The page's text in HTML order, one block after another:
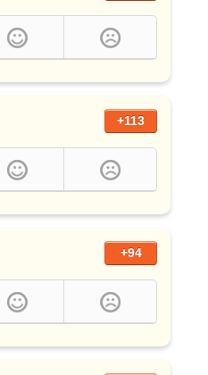
+113
+94